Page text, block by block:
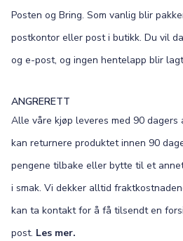
Posten og Bring. Som vanlig blir
postkontor eller post i butikk. Du vil
og e-post, og ingen hentelapp blir
ANGRERETT
Alle våre kjøp leveres med 90 dagers
kan returnere produktet innen 90
pengene tilbake eller bytte til et
i smak. Vi dekker alltid
kan ta kontakt for å få tilsendt en
post. Les mer.